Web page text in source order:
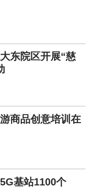
东院区开展“慈
商品创意培训在
基站1100个